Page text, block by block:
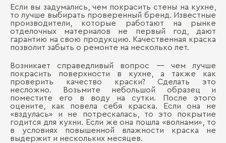
Если вы задумались, чем покрасить стены на кухне,
то лучше выбирать проверенный бренд. Известные
производители, которые работают на рынке
отделочных материалов не первый год, дают
гарантию на свою продукцию. Качественная краска
позволит забыть о ремонте на несколько лет.
Возникает справедливый вопрос — чем лучше
покрасить поверхности в кухне, а также как
проверить качество краски? Сделать это
несложно. Возьмите небольшой образец и
поместите его в воду на сутки. После этого
оцените, как повела себя краска. Если она не
«вздулась» и не потрескалась, то это покрытие
годится для кухни. Если же она пошла «волнами», то
в условиях повышенной влажности краска не
выдержит и нескольких месяцев.